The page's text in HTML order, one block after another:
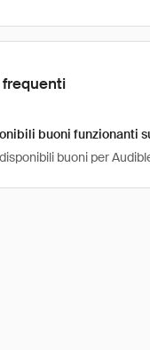
buoni funzionanti
buoni per